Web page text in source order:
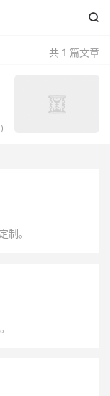

共 1 篇文章
)
制。